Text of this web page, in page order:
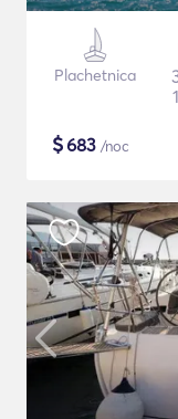
Plachetnica
$683 /noc